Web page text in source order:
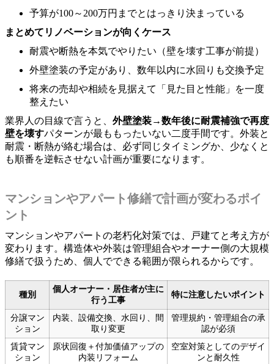
予算が100～200万円までとはっきり決まっている
まとめてリノベーションが向くケース
耐震や断熱を本気でやりたい（壁を壊す工事が前提）
外壁塗装の予定があり、数年以内に水回りも交換予定
将来の売却や相続を見据えて「見た目と性能」を一度
整えたい
業界人の目線で言うと、 外壁塗装→数年後に耐震補強で再度
壁を壊すパターンが最ももったいない二度手間です。外装と
耐震・断熱が絡む場合は、必ず同じタイミングか、少なくと
も順番を逆転させない計画が重要になります。
マンションやアパート修繕で計画が変わるポイ
ント
マンションやアパートの老朽化対策では、戸建てと考え方が
変わります。構造体や外装は管理組合やオーナー側の大規模
修繕で扱うため、個人でできる範囲が限られるからです。
種別
個人オーナー・居住者が主に
行う工事
特に注意したいポイント
分譲マン
ション
内装、設備交換、水回り、間
取り変更
管理規約・管理組合の承
認が必須
賃貸マン
ション
原状回復＋付加価値アップの
内装リフォーム
空室対策としてのデザイ
ンと耐久性